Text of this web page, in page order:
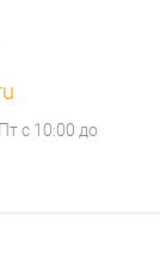
с 10:00 до